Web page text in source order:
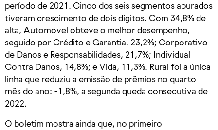
período de 2021. Cinco dos seis segmentos apurados
tiveram crescimento de dois dígitos. Com 34,8% de
alta, Automóvel obteve o melhor desempenho,
seguido por Crédito e Garantia, 23,2%; Corporativo
de Danos e Responsabilidades, 21,7%; Individual
Contra Danos, 14,8%; e Vida, 11,3%. Rural foi a única
linha que reduziu a emissão de prêmios no quarto
mês do ano: -1,8%, a segunda queda consecutiva de
2022.
O boletim mostra ainda que, no primeiro